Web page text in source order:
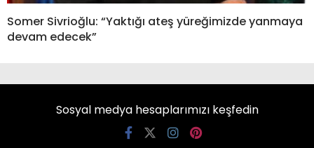
Somer Sivrioğlu: “Yaktığı ateş yüreğimizde yanmaya
devam edecek”
Sosyal medya hesaplarımızı keşfedin